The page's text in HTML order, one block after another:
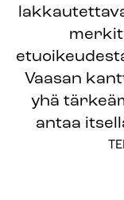
Vaasan
yhä
antaa